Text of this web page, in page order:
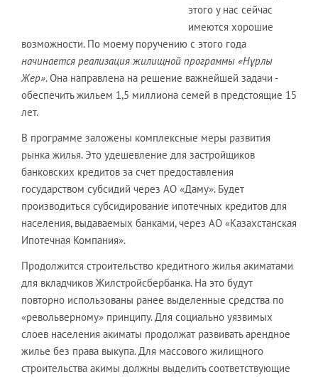
этого у нас сейчас
имеются хорошие
возможности. По моему поручению с этого года
начинается реализация жилищной программы «Нұрлы
Жер». Она направлена на решение важнейшей задачи -
обеспечить жильем 1,5 миллиона семей в предстоящие 15
лет.
В программе заложены комплексные меры развития
рынка жилья. Это удешевление для застройщиков
банковских кредитов за счет предоставления
государством субсидий через АО «Даму». Будет
производиться субсидирование ипотечных кредитов для
населения, выдаваемых банками, через АО «Казахстанская
Ипотечная Компания».
Продолжится строительство кредитного жилья акиматами
для вкладчиков Жилстройсбербанка. На это будут
повторно использованы ранее выделенные средства по
«револьверному» принципу. Для социально уязвимых
слоев населения акиматы продолжат развивать арендное
жилье без права выкупа. Для массового жилищного
строительства акимы должны выделить соответствующие